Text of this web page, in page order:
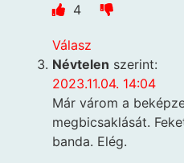
4
Válasz
Névtelen szerint:
2023.11.04. 14:04
Már várom a
megbicsaklását.
banda. Elég.